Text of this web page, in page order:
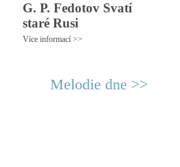
G. P. Fedotov Svatí
staré Rusi
Více informací >>
Melodie dne >>